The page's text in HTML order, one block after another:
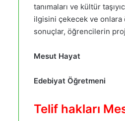
tanımaları ve kültür
ilgisini çekecek ve onlara
sonuçlar, öğrencilerin
Mesut
Edebiyat
Telif hakları